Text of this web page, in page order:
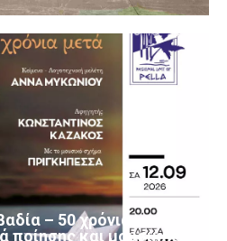
– 50 χρόνια
ποίησης και μουσικής